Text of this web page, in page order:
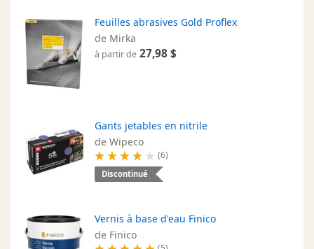
Feuilles abrasives Gold Proflex
de Mirka
à partir de 27,98 $
Gants jetables en nitrile
de Wipeco
(6)
Discontinué
Vernis à base d'eau Finico
de Finico